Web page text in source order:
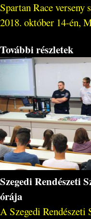
Spartan Race verseny
2018. október 14-én,
További részletek
Szegedi Rendészeti
órája
A Szegedi